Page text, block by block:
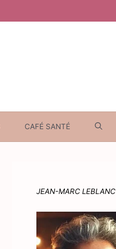
CAFÉ SANTÉ
JEAN-MARC LEBLANC